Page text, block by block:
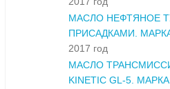
МАСЛО НЕФТЯНОЕ
ПРИСАДКАМИ.
2017 год
МАСЛО
KINETIC GL-5.